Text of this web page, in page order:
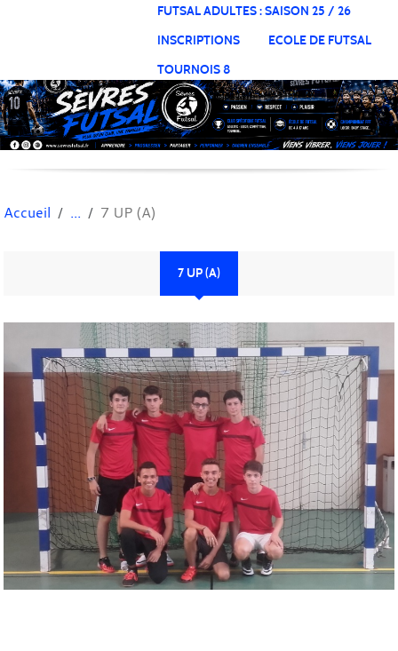
FUTSAL ADULTES : SAISON 25 / 26
INSCRIPTIONS
ECOLE DE FUTSAL
TOURNOIS 8
Accueil 7 UP (A)
7 UP (A)
Panneau de gestion des cookies